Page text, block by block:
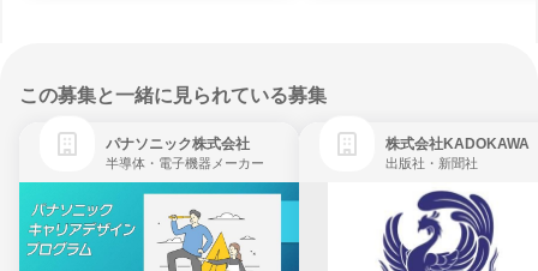
この募集と一緒に見られている募集
パナソニック株式会社
半導体・電子機器メーカー
株式会社KADOKAWA
出版社・新聞社